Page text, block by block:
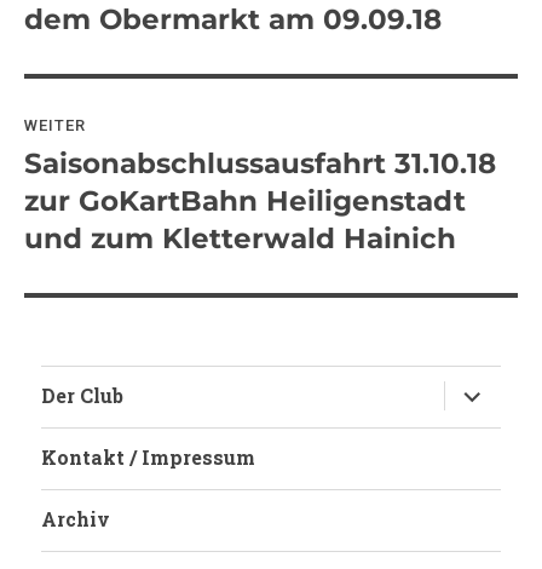
Beitrag:
dem Obermarkt am 09.09.18
WEITER
Nächster
Beitrag:
Saisonabschlussausfahrt 31.10.18
zur GoKartBahn Heiligenstadt
und zum Kletterwald Hainich
Der Club
anzeigen
Kontakt / Impressum
Archiv